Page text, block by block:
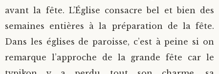
avant la fête. L’Église consacre bel et bien des
semaines entières à la préparation de la fête.
Dans les églises de paroisse, c’est à peine si on
remarque l’approche de la grande fête car le